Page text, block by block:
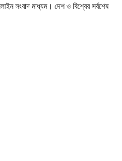
সংবাদ মাধ্যম। দেশ ও বিশ্বের সর্বশেষ